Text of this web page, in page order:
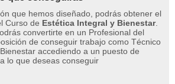
que hemos diseñado, podrás obtener el
Curso de Estética Integral y Bienestar.
convertirte en un Profesional del
de conseguir trabajo como Técnico
accediendo a un puesto de
lo que deseas conseguir